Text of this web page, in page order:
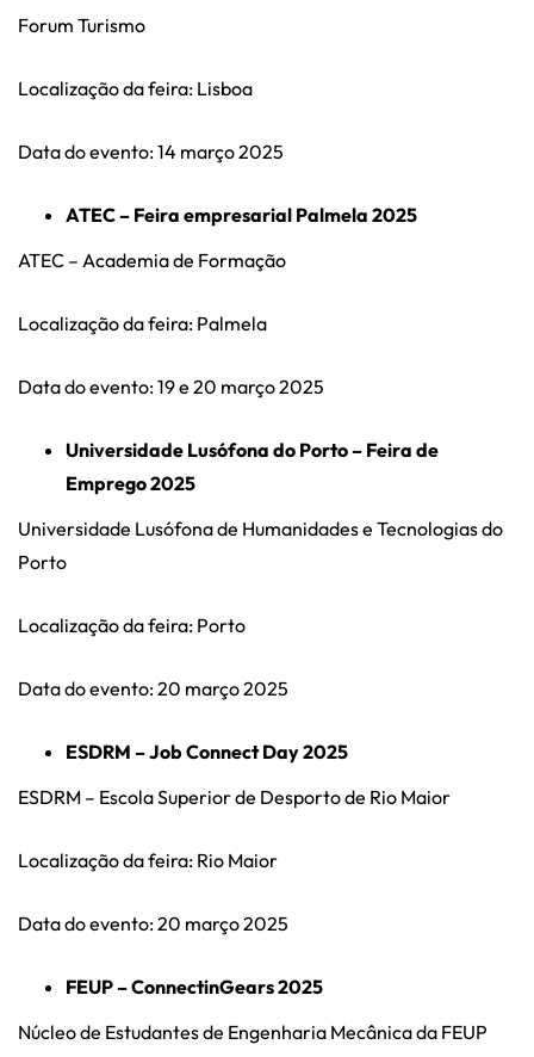
Forum Turismo
Localização da feira: Lisboa
Data do evento: 14 março 2025
ATEC – Feira empresarial Palmela 2025
ATEC – Academia de Formação
Localização da feira: Palmela
Data do evento: 19 e 20 março 2025
Universidade Lusófona do Porto – Feira de
Emprego 2025
Universidade Lusófona de Humanidades e Tecnologias do
Porto
Localização da feira: Porto
Data do evento: 20 março 2025
ESDRM – Job Connect Day 2025
ESDRM – Escola Superior de Desporto de Rio Maior
Localização da feira: Rio Maior
Data do evento: 20 março 2025
FEUP – ConnectinGears 2025
Núcleo de Estudantes de Engenharia Mecânica da FEUP